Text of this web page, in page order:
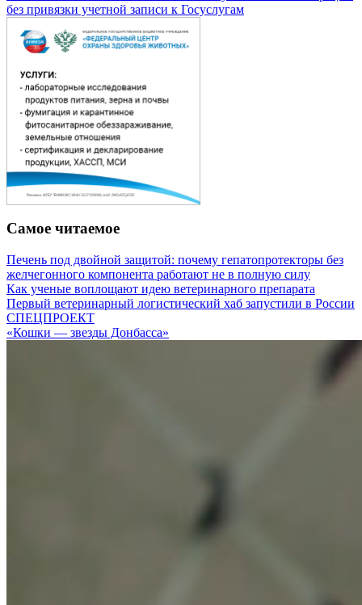
без привязки учетной записи к Госуслугам
Самое читаемое
Печень под двойной защитой: почему гепатопротекторы без
желчегонного компонента работают не в полную силу
Как ученые воплощают идею ветеринарного препарата
Первый ветеринарный логистический хаб запустили в России
СПЕЦПРОЕКТ
«Кошки — звезды Донбасса»